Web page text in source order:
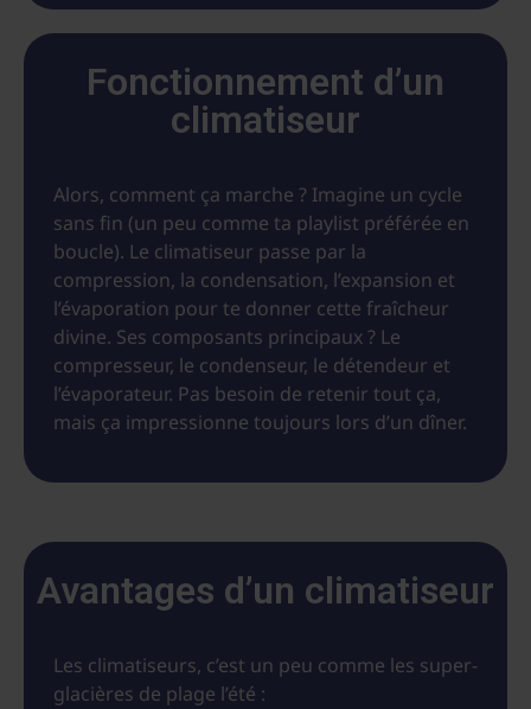
Fonctionnement d’un
climatiseur
Alors, comment ça marche ? Imagine un cycle
sans fin (un peu comme ta playlist préférée en
boucle). Le climatiseur passe par la
compression, la condensation, l’expansion et
l’évaporation pour te donner cette fraîcheur
divine. Ses composants principaux ? Le
compresseur, le condenseur, le détendeur et
l’évaporateur. Pas besoin de retenir tout ça,
mais ça impressionne toujours lors d’un dîner.
Avantages d’un climatiseur
Les climatiseurs, c’est un peu comme les super-
glacières de plage l’été :